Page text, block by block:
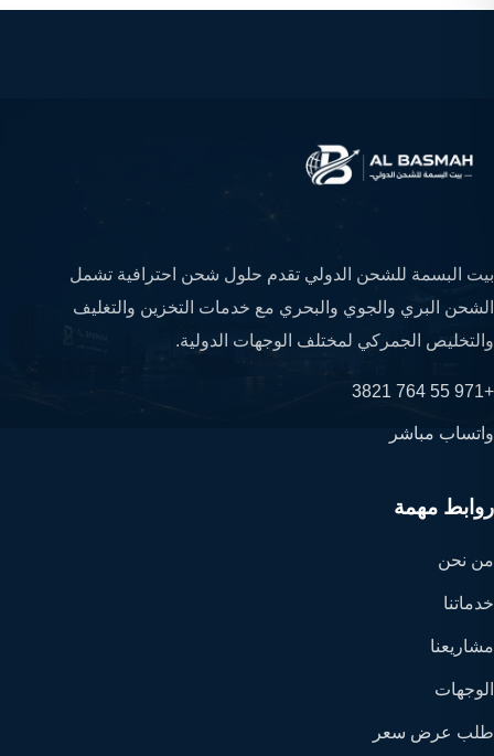
بيت البسمة للشحن الدولي تقدم حلول شحن احترافية تشمل
الشحن البري والجوي والبحري مع خدمات التخزين والتغليف
والتخليص الجمركي لمختلف الوجهات الدولية.
+971 55 764 3821
واتساب مباشر
روابط مهمة
من نحن
خدماتنا
مشاريعنا
الوجهات
طلب عرض سعر